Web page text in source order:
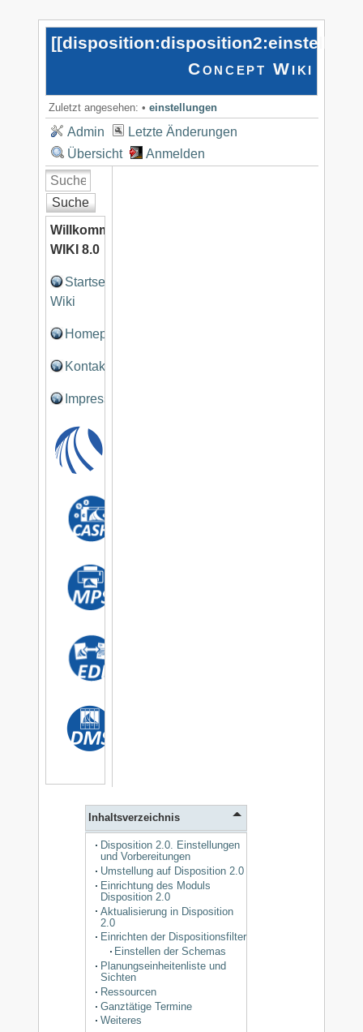
[[
Concept Wiki
Zuletzt angesehen: • einstellungen
Admin
Letzte Änderungen
Übersicht
Anmelden
Suche
Willkommen
WIKI 8.0
Startseite
Wiki
Homepage
Kontakt
Impressum
Inhaltsverzeichnis
Disposition 2.0. Einstellungen
und Vorbereitungen
Umstellung auf Disposition 2.0
Einrichtung des Moduls
Disposition 2.0
Aktualisierung in Disposition
2.0
Einrichten der Dispositionsfilter
Einstellen der Schemas
Planungseinheitenliste und
Sichten
Ressourcen
Ganztätige Termine
Weiteres